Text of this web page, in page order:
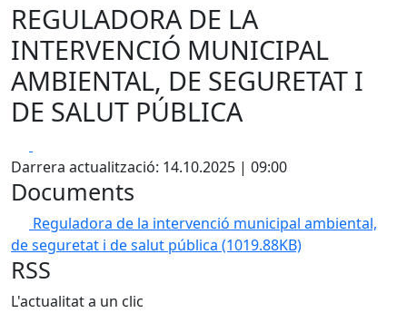
REGULADORA DE LA
INTERVENCIÓ MUNICIPAL
AMBIENTAL, DE SEGURETAT I
DE SALUT PÚBLICA
Darrera actualització: 14.10.2025 | 09:00
Documents
Reguladora de la intervenció municipal ambiental,
de seguretat i de salut pública (1019.88KB)
RSS
L'actualitat a un clic